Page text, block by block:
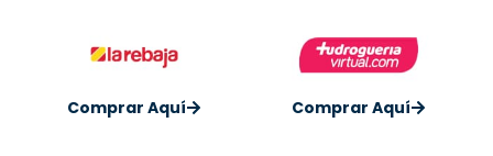
Comprar Aquí Comprar Aquí